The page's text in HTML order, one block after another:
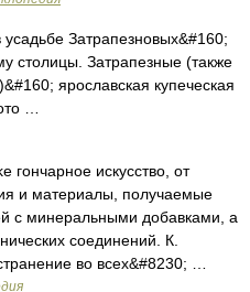
Затрапезновых&#160;
столицы. Затрапезные (также
ярославская купеческая
…
гончарное искусство, от
материалы, получаемые
с минеральными добавками, а
соединений. К.
во всех&#8230; …